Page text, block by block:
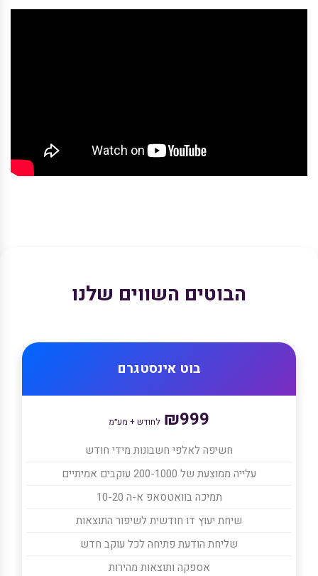
הבוטים השווים שלנו
בוט אינסטגרם
₪999 לחודש + מע״מ
חשיפה לאלפי חשבונות מידי חודש
עלייה ממוצעת של 200-1000 עוקבים אמיתיים
תמיכה בוואטסאפ א-ה 10-20
שיחת יעוץ דו חודשית לשיפור התוצאות
שליחת הודעת פתיחה לכל עוקב חדש
אספקה ותוצאות מהירות